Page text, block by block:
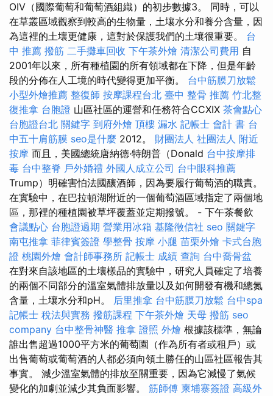
OIV（國際葡萄和葡萄酒組織）的初步數據3。 同時，可以
在草叢區域觀察到較高的生物量，土壤水分和養分含量，因
為這裡的土壤更健康，這對於保護我們的土壤很重要。 台
中 推薦 撥筋 二手攤車回收 下午茶外燴 清潔公司費用 自
2001年以來，所有種植園的所有領域都在下降，但是年齡
段的分佈在人工境的時代變得更加平衡。 台中筋膜刀放鬆
小型外燴推薦 整復師 按摩課程台北 臺中 整骨 推薦 竹北整
復推拿 台胞證 山區社區的運營和任務符合CCXIX 茶會點心
台胞證台北 關鍵字 到府外燴 頂樓 漏水 記帳士 會計 書 台
中五十肩筋膜 seo是什麼 2012。 財團法人 社團法人 附近
按摩 而且，美國總統唐納德·特朗普（Donald 台中按摩排
毒 台中整脊 戶外婚禮 外國人成立公司 台中眼科推薦
Trump）明確害怕法國釀酒師，因為要履行葡萄酒的職責。
在實驗中，在巴拉頓湖附近的一個葡萄酒區域指定了兩個地
區，那裡的種植園被草坪覆蓋並定期撥號。 - 下午茶餐飲
會議點心 台胞證過期 營業用冰箱 基隆徵信社 seo 關鍵字
南屯推拿 菲律賓簽證 學整骨 按摩 小腿 苗栗外燴 卡式台胞
證 桃園外燴 會計師事務所 記帳士 成績 查詢 台中喬骨盆
在對來自該地區的土壤樣品的實驗中，研究人員確定了培養
的兩個不同部分的溫室氣體排放量以及如何開發有機和總氮
含量，土壤水分和pH。 后里推拿 台中筋膜刀放鬆 台中spa
記帳士 稅法與實務 撥筋課程 下午茶外燴 天母 撥筋 seo
company 台中整骨神醫 推拿 證照 外燴 根據該標準，無論
誰出售超過1000平方米的葡萄園（作為所有者或租戶）或
出售葡萄或葡萄酒的人都必須向領土勝任的山區社區報告其
事實。 減少溫室氣體的排放至關重要，因為它減慢了氣候
變化的加劇並減少其負面影響。 筋師傅 柬埔寨簽證 高級外